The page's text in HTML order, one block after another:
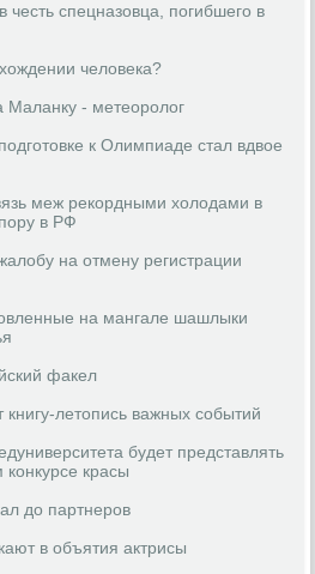
честь спецназовца, погибшего в
человека?
Маланку - метеоролог
к Олимпиаде стал вдвое
меж рекордными холодами в
в РФ
на отмену регистрации
на мангале шашлыки
факел
книгу-летопись важных событий
будет представлять
красы
до партнеров
в объятия актрисы